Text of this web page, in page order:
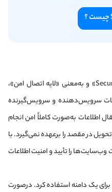
SSL مخفف عبارت «Secure Sockets Layer» و به‌معنی «لایه اتصال امن»،
سرویس‌دهنده و سرویس‌گیرنده
اطلاعات به‌صورت کاملاً امن انجام
در مقصد را برعهده نمی‌گیرد. با
وب‌سایت‌ها را تأیید و امنیت اطلاعات
یک دامنه استفاده کرد. در‌صورت